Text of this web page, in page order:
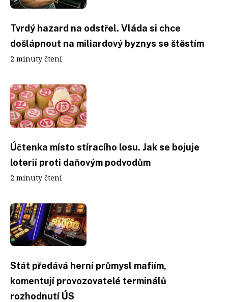
Tvrdý hazard na odstřel. Vláda si chce
došlápnout na miliardový byznys se štěstím
2 minuty čtení
Účtenka místo stíracího losu. Jak se bojuje
loterií proti daňovým podvodům
2 minuty čtení
Stát předává herní průmysl mafiím,
komentují provozovatelé terminálů
rozhodnutí ÚS